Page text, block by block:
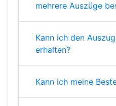
mehrere Auszüge
Kann ich den
erhalten?
Kann ich meine